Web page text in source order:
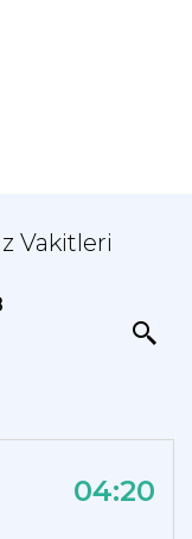
Vakitleri
04:20